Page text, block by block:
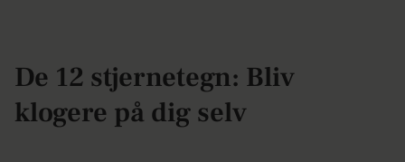
De 12 stjernetegn: Bliv
klogere på dig selv